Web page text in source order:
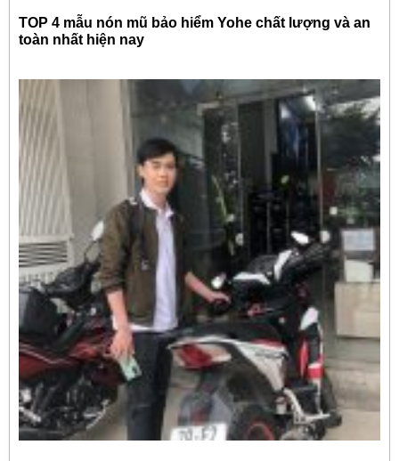
TOP 4 mẫu nón mũ bảo hiểm Yohe chất lượng và an
toàn nhất hiện nay